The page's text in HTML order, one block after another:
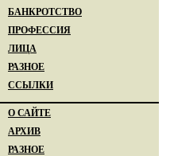
БАНКРОТСТВО
ПРОФЕССИЯ
ЛИЦА
РАЗНОЕ
ССЫЛКИ
О САЙТЕ
АРХИВ
РАЗНОЕ